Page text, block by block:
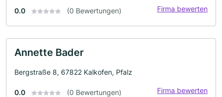
0.0 (0 Bewertungen) Firma bewerten
Annette Bader
Bergstraße 8, 67822 Kalkofen, Pfalz
0.0 (0 Bewertungen) Firma bewerten